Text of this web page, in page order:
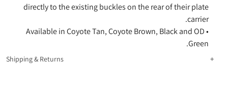
directly to the existing buckles on the rear of their plate
carrier.
• Available in Coyote Tan, Coyote Brown, Black and OD
Green.
Shipping & Returns